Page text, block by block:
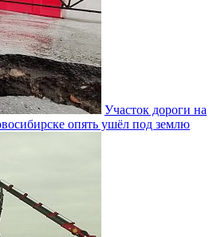
Участок дороги на
опять ушёл под землю